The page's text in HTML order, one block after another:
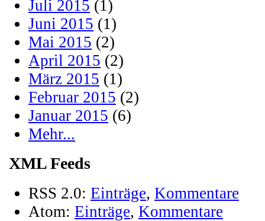
Juli 2015 (1)
Juni 2015 (1)
Mai 2015 (2)
April 2015 (2)
März 2015 (1)
Februar 2015 (2)
Januar 2015 (6)
Mehr...
XML Feeds
RSS 2.0: Einträge, Kommentare
Atom: Einträge, Kommentare